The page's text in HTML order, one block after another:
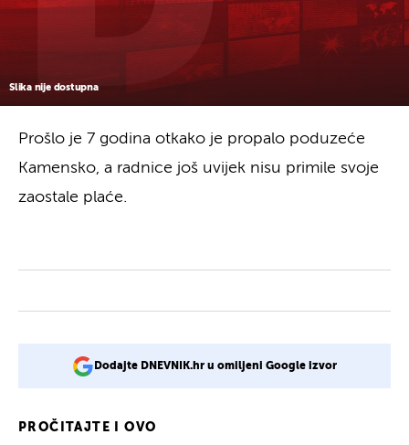
Slika nije dostupna
Prošlo je 7 godina otkako je propalo poduzeće
Kamensko, a radnice još uvijek nisu primile svoje
zaostale plaće.
Dodajte DNEVNIK.hr u omiljeni Google izvor
PROČITAJTE I OVO